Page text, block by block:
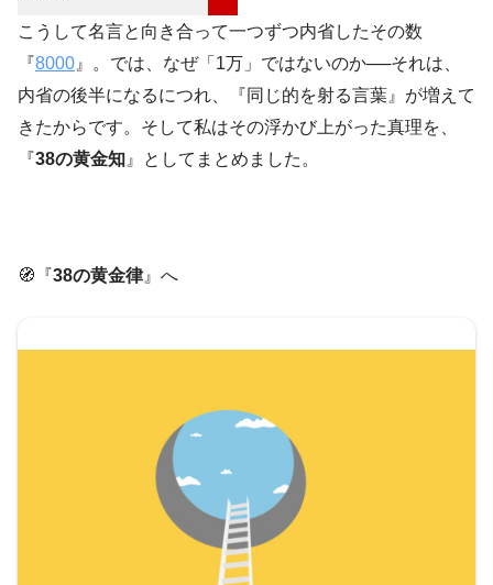
こうして名言と向き合って一つずつ内省したその数
『8000 』。では、なぜ「1万」ではないのか──それは、
内省の後半になるにつれ、『同じ的を射る言葉』が増えて
きたからです。そして私はその浮かび上がった真理を、
『38の黄金知 』としてまとめました。
🧭『38の黄金律』へ